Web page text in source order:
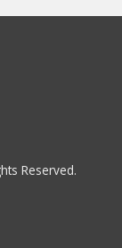
Reserved.